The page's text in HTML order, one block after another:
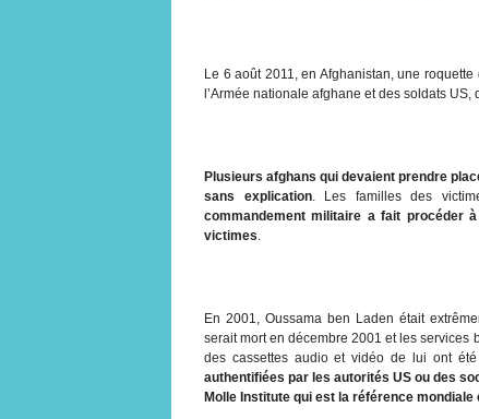
Le 6 août 2011, en Afghanistan, une
l’Armée nationale afghane et des soldats
Plusieurs afghans qui devaient prendre
sans explication. Les familles des
commandement militaire a fait procéder
victimes.
En 2001, Oussama ben Laden était
serait mort en décembre 2001 et les services
des cassettes audio et vidéo de lui ont
authentifiées par les autorités US ou des
Molle Institute qui est la référence